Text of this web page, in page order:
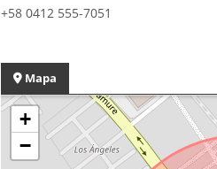
+58 0412 555-7051
Mapa
+
−